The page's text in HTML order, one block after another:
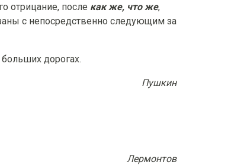
отрицание, после как же, что же,
с непосредственно следующим за
дорогах.
Пушкин
Лермонтов